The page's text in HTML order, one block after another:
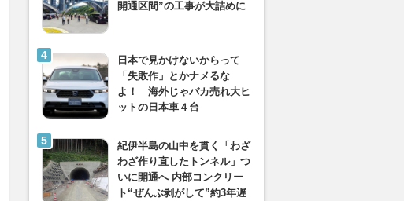
開通区間”の工事が大詰めに
日本で見かけないからって
「失敗作」とかナメるな
よ！ 海外じゃバカ売れ大ヒ
ットの日本車４台
紀伊半島の山中を貫く「わざ
わざ作り直したトンネル」つ
いに開通へ 内部コンクリー
ト“ぜんぶ剥がして”約3年遅